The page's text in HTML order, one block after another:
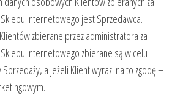
internetowego jest Sprzedawca.
zbierane przez administratora za
internetowego zbierane są w celu
a jeżeli Klient wyrazi na to zgodę –